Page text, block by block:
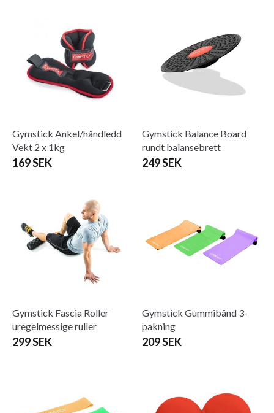
Gymstick Ankel/håndledd
Vekt 2 x 1kg
169 SEK
Gymstick Balance Board
rundt balansebrett
249 SEK
Gymstick Fascia Roller
uregelmessige ruller
299 SEK
Gymstick Gummibånd 3-
pakning
209 SEK